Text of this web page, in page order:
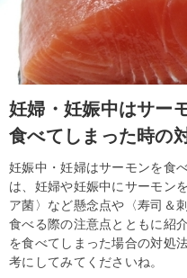
妊婦・妊娠中はサー
食べてしまった時の
妊娠中・妊婦はサーモンを食
は、妊婦や妊娠中にサーモン
ア菌〉など懸念点や〈寿司＆
食べる際の注意点とともに紹
を食べてしまった場合の対処
考にしてみてくださいね。